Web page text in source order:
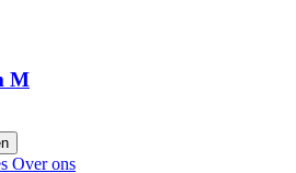
M
Over ons